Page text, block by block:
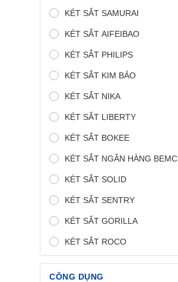
KÉT SẮT SAMURAI
KÉT SẮT AIFEIBAO
KÉT SẮT PHILIPS
KÉT SẮT KIM BẢO
KÉT SẮT NIKA
KÉT SẮT LIBERTY
KÉT SẮT BOKEE
KÉT SẮT NGÂN HÀNG BEMC
KÉT SẮT SOLID
KÉT SẮT SENTRY
KÉT SẮT GORILLA
KÉT SẮT ROCO
CÔNG DỤNG